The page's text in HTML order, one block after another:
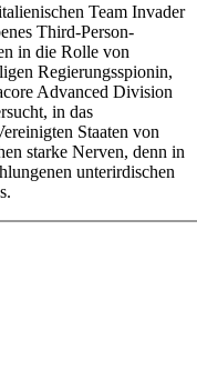
Team Invader
Third-Person-
in die Rolle von
Regierungsspionin,
Advanced Division
in das
Staaten von
starke Nerven, denn in
unterirdischen